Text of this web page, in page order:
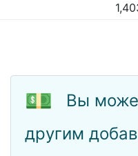
💵
Вы
другим